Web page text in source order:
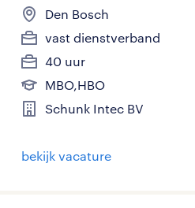
Den Bosch
vast dienstverband
40 uur
MBO,HBO
Schunk Intec BV
bekijk vacature